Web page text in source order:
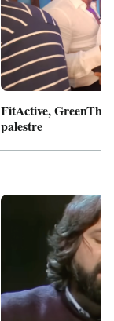
FitActive,
palestre